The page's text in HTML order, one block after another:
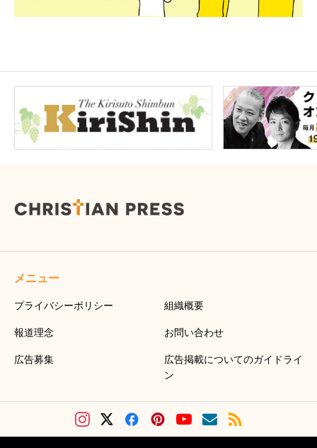
メニュー
プライバシーポリシー 組織概要
報道理念 お問い合わせ
広告募集
広告掲載についてのガイドライ
ン